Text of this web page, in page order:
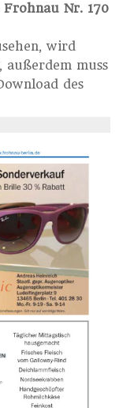
Frohnau Nr. 170
wird
muss
des